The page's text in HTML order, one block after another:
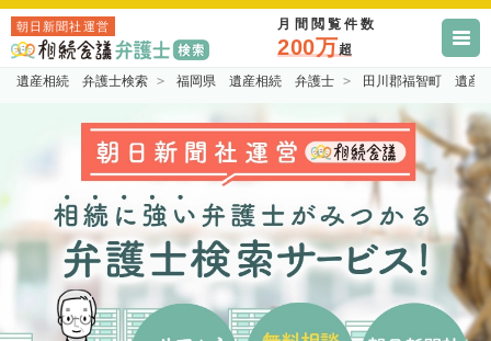
朝日新聞社運営 月間閲覧件数
200万超
遺産相続 弁護士検索 福岡県 遺産相続 弁護士 田川郡福智町 遺産